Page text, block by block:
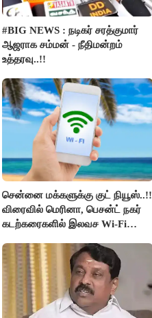
#BIG NEWS : நடிகர் சரத்குமார்
ஆஜராக சம்மன் - நீதிமன்றம்
உத்தரவு..!!
சென்னை மக்களுக்கு குட் நியூஸ்..!!
விரைவில் மெரினா, பெசன்ட் நகர்
கடற்கரைகளில் இலவச Wi-Fi